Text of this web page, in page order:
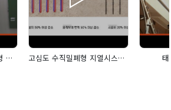
아반시스 BIPV CIGS박막형 태양광패널 '스칼라' 고심도 수직밀폐형 지열시스템 딥코일300